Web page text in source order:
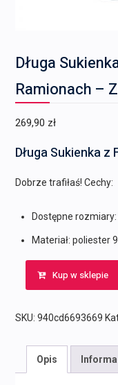
Długa
Ramionach –
269,90 zł
Długa Sukienka z
Dobrze trafiłaś! Cechy:
Dostępne
Materiał: poliester
Kup w sklepie
SKU: 940cd6693669
Opis